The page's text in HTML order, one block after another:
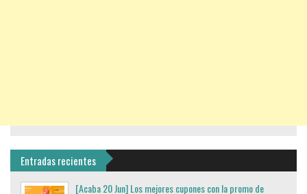
Entradas recientes
[Acaba 20 Jun] Los mejores cupones con la promo de